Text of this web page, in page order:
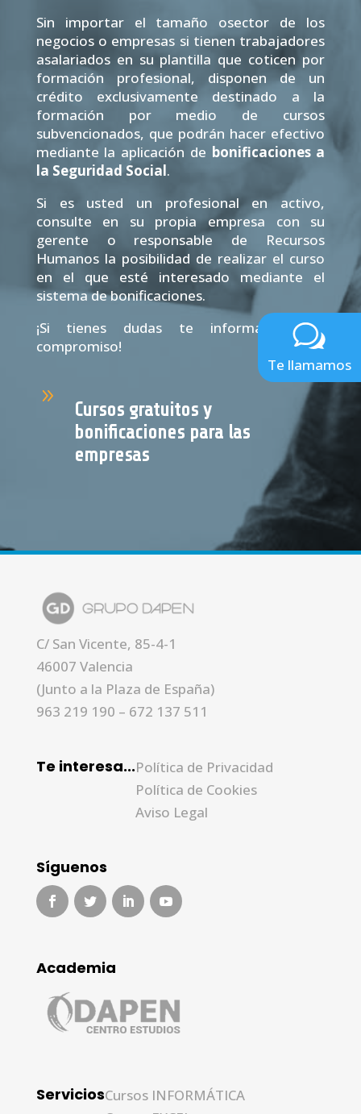
Sin importar el tamaño osector de los
negocios o empresas si tienen trabajadores
asalariados en su plantilla que coticen por
formación profesional, disponen de un
crédito exclusivamente destinado a la
formación por medio de cursos
subvencionados, que podrán hacer efectivo
mediante la aplicación de bonificaciones a
la Seguridad Social.
Si es usted un profesional en activo,
consulte en su propia empresa con su
gerente o responsable de Recursos
Humanos la posibilidad de realizar el curso
en el que esté interesado mediante el
sistema de bonificaciones.
¡Si tienes dudas te informamos sin
compromiso!
9
Cursos gratuitos y
bonificaciones para las
empresas
C/ San Vicente, 85-4-1
46007 Valencia
(Junto a la Plaza de España)
963 219 190 – 672 137 511
Te interesa...Política de Privacidad
Política de Cookies
Aviso Legal
Síguenos
Academia
ServiciosCursos INFORMÁTICA
Te llamamos